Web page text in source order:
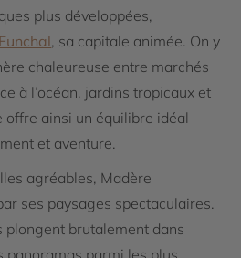
plus développées,
Funchal, sa capitale animée. On y
chaleureuse entre marchés
à l’océan, jardins tropicaux et
offre ainsi un équilibre idéal
et aventure.
agréables, Madère
ses paysages spectaculaires.
plongent brutalement dans
panoramas parmi les plus